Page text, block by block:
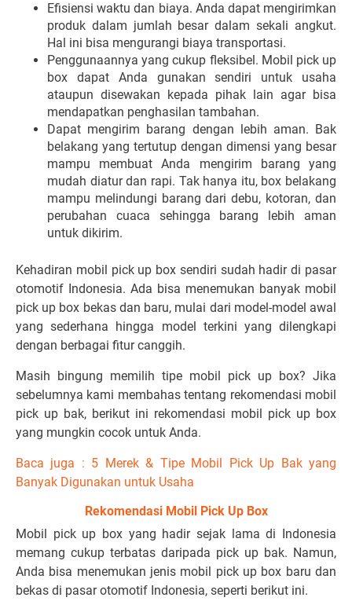
Efisiensi waktu dan biaya. Anda dapat mengirimkan
produk dalam jumlah besar dalam sekali angkut.
Hal ini bisa mengurangi biaya transportasi.
Penggunaannya yang cukup fleksibel. Mobil pick up
box dapat Anda gunakan sendiri untuk usaha
ataupun disewakan kepada pihak lain agar bisa
mendapatkan penghasilan tambahan.
Dapat mengirim barang dengan lebih aman. Bak
belakang yang tertutup dengan dimensi yang besar
mampu membuat Anda mengirim barang yang
mudah diatur dan rapi. Tak hanya itu, box belakang
mampu melindungi barang dari debu, kotoran, dan
perubahan cuaca sehingga barang lebih aman
untuk dikirim.
Kehadiran mobil pick up box sendiri sudah hadir di pasar
otomotif Indonesia. Ada bisa menemukan banyak mobil
pick up box bekas dan baru, mulai dari model-model awal
yang sederhana hingga model terkini yang dilengkapi
dengan berbagai fitur canggih.
Masih bingung memilih tipe mobil pick up box? Jika
sebelumnya kami membahas tentang rekomendasi mobil
pick up bak, berikut ini rekomendasi mobil pick up box
yang mungkin cocok untuk Anda.
Baca juga : 5 Merek & Tipe Mobil Pick Up Bak yang
Banyak Digunakan untuk Usaha
Rekomendasi Mobil Pick Up Box
Mobil pick up box yang hadir sejak lama di Indonesia
memang cukup terbatas daripada pick up bak. Namun,
Anda bisa menemukan jenis mobil pick up box baru dan
bekas di pasar otomotif Indonesia, seperti berikut ini.